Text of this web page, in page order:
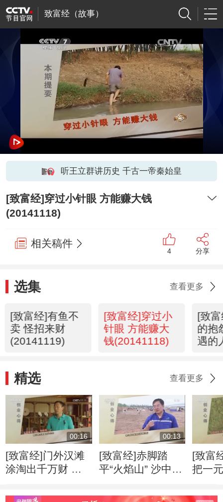
致富经（故事）
听王立群讲历史 千古一帝秦始皇
[致富经]穿过小针眼 方能赚大钱
(20141118)
相关稿件
4 分享
选集 查看更多
[致富经]有鱼不
卖 怪招来财
(20141119)
[致富经]穿过小
针眼 方能赚大
钱(20141118)
[致
的抱
遇的
精选 查看更多
00:16
[致富经]门外汉滩
涂淘出千万财 创
00:13
[致富经]赤脚踏
平“火焰山” 沙中掘
得
[致富
把一